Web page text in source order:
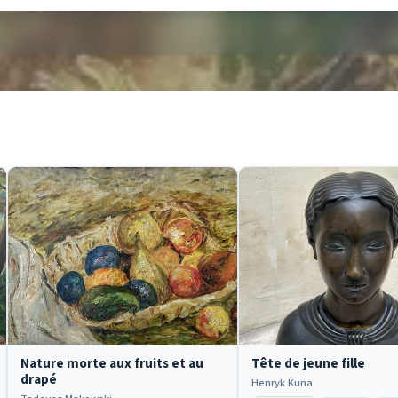
Nature morte aux fruits et au
drapé
Tête de jeune fille
Henryk Kuna